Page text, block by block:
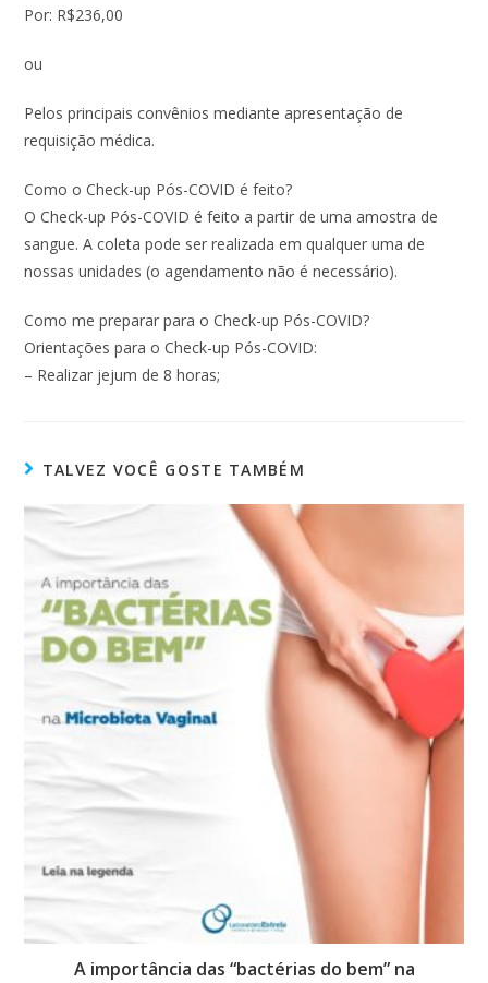
Por: R$236,00
ou
Pelos principais convênios mediante apresentação de
requisição médica.
Como o Check-up Pós-COVID é feito?
O Check-up Pós-COVID é feito a partir de uma amostra de
sangue. A coleta pode ser realizada em qualquer uma de
nossas unidades (o agendamento não é necessário).
Como me preparar para o Check-up Pós-COVID?
Orientações para o Check-up Pós-COVID:
– Realizar jejum de 8 horas;
TALVEZ VOCÊ GOSTE TAMBÉM
A importância das “bactérias do bem” na